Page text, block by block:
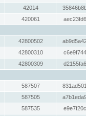
42014
420061
42800502
42800310
42800309
587507
587505
587535